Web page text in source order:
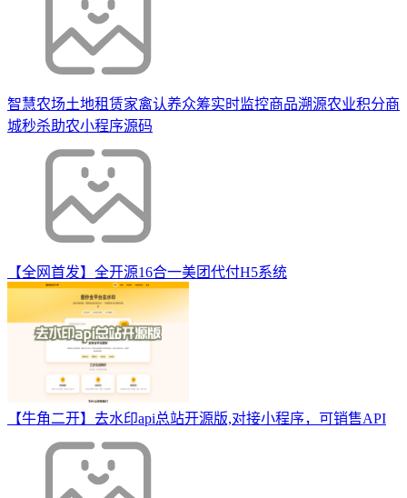
智慧农场土地租赁家禽认养众筹实时监控商品溯源农业积分商
城秒杀助农小程序源码
【全网首发】全开源16合一美团代付H5系统
【牛角二开】去水印api总站开源版,对接小程序，可销售API